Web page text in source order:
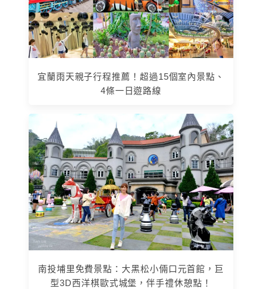
宜蘭雨天親子行程推薦！超過15個室內景點、
4條一日遊路線
南投埔里免費景點：大黑松小倆口元首館，巨
型3D西洋棋歐式城堡，伴手禮休憩點！